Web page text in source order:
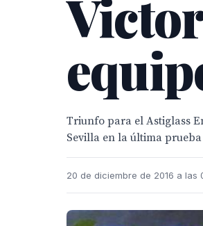
Triunfo para el Astiglass
Sevilla en la última
20 de diciembre de 2016 a las